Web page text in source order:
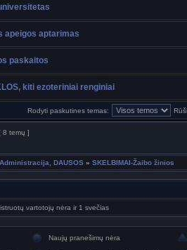
apeigos aptarimas
paskaitos
kiti ezoteriniai renginiai
Rodyti paskutines temas:
8 temų ]
Administracija, DAUSOS » SKELBIMAI-Žaibo žinios
vartotojų nėra ir 1 svečias
Naujų pranešimų nėra